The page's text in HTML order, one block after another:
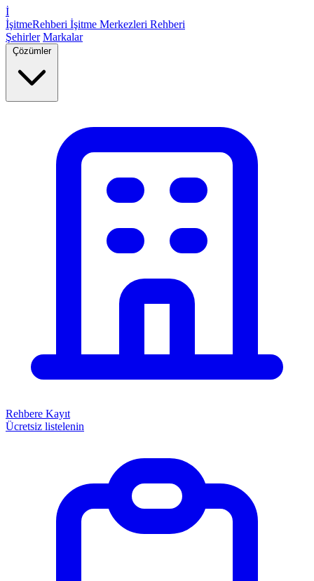
İ
İşitmeRehberi İşitme Merkezleri Rehberi
Şehirler Markalar
Çözümler
Rehbere Kayıt
Ücretsiz listelenin